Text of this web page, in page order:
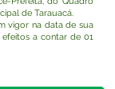
de Tarauacá.
vigor na data de sua
a contar de 01